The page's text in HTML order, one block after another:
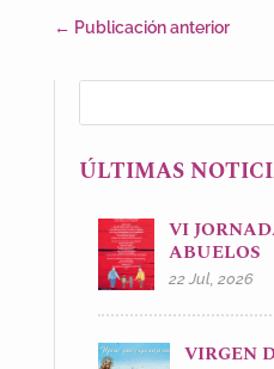
← Publicación anterior
ÚLTIMAS
VI
ABUELOS
22 Jul, 2026
VIRGEN